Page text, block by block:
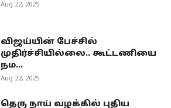
Aug 22, 2025
விஜய்யின் பேச்சில்
முதிர்ச்சியில்லை.. கூட்டணியை
நம...
Aug 22, 2025
தெரு நாய் வழக்கில் புதிய